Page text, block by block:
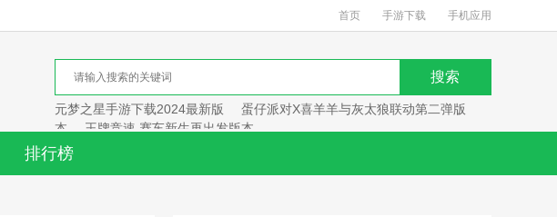
首页 手游下载 手机应用
元梦之星手游下载2024最新版
蛋仔派对X喜羊羊与灰太狼联动第二弹版
本
王牌竞速 赛车新生再出发版本
排行榜